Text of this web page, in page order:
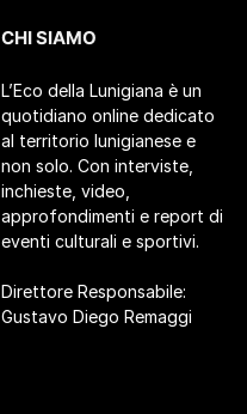
CHI SIAMO
L’Eco della Lunigiana è un
quotidiano online dedicato
al territorio lunigianese e
non solo. Con interviste,
inchieste, video,
approfondimenti e report di
eventi culturali e sportivi.
Direttore Responsabile:
Gustavo Diego Remaggi